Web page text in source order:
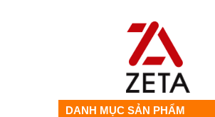
DANH MỤC SẢN PHẨM